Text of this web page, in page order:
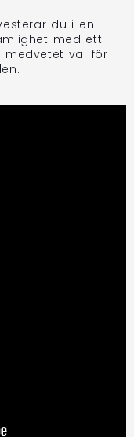
du i en
med ett
medvetet val för